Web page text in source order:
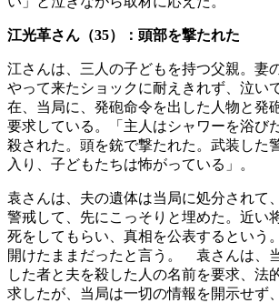
江光革さん（35）：頭部を撃たれた
江さんは、三人の子どもを持つ父親。妻
やって来たショックに耐えきれず、泣い
在、当局に、発砲命令を出した人物と発
要求している。「主人はシャワーを浴び
殺された。頭を銃で撃たれた。武装した
入り、子どもたちは怖がっている」。
袁さんは、夫の遺体は当局に処分されて
警戒して、先にこっそりと埋めた。近い
死をしてもらい、真相を公表するという
開けたままだったと言う。 袁さんは、
した者と夫を殺した人の名前を要求、法
求したが、当局は一切の情報を開示せず